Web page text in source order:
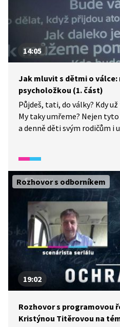
v otevřenou válku,
bezpečnostní krizi v Evropě
14:05
Jak mluvit s dětmi o
psycholožkou (1. část)
Půjdeš, tati, do války? Kdy
My taky umřeme? Nejen
a denně děti svým rodičům i
psycholožka Lucie Kotková.
Rozhovor s odborníkem
19:02
Rozhovor s programovou
Kristýnou Titěrovou na